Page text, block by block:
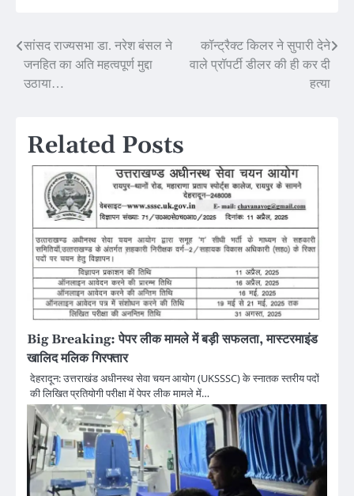
Post
navigation
सांसद राज्यसभा डा. नरेश बंसल ने
जनहित का अति महत्वपूर्ण मुद्दा
उठाया…
कॉन्ट्रैक्ट किलर ने सुपारी देने
वाले प्रॉपर्टी डीलर की ही कर दी
हत्या
Related Posts
Big Breaking: पेपर लीक मामले में बड़ी सफलता, मास्टरमाइंड
खालिद मलिक गिरफ्तार
देहरादून: उत्तराखंड अधीनस्थ सेवा चयन आयोग (UKSSSC) के स्नातक स्तरीय पदों
की लिखित प्रतियोगी परीक्षा में पेपर लीक मामले में…